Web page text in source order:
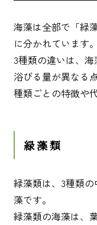
海藻は全部で「緑
に分かれています。
3種類の違いは、
浴びる量が異なる
種類ごとの特徴や
緑藻類
緑藻類は、3種類
藻です。
緑藻類の海藻は、